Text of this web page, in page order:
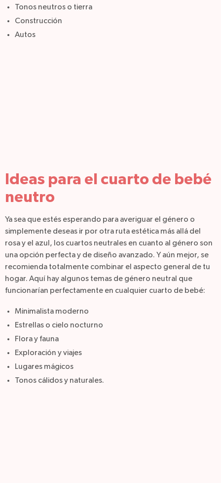
Tonos neutros o tierra
Construcción
Autos
Ideas para el cuarto de bebé
neutro
Ya sea que estés esperando para averiguar el género o
simplemente deseas ir por otra ruta estética más allá del
rosa y el azul, los cuartos neutrales en cuanto al género son
una opción perfecta y de diseño avanzado. Y aún mejor, se
recomienda totalmente combinar el aspecto general de tu
hogar. Aquí hay algunos temas de género neutral que
funcionarían perfectamente en cualquier cuarto de bebé:
Minimalista moderno
Estrellas o cielo nocturno
Flora y fauna
Exploración y viajes
Lugares mágicos
Tonos cálidos y naturales.